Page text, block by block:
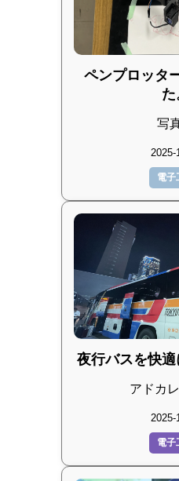
ペンプロッタ
た
写
2025-
電子
夜行バスを快
アドカ
2025-
電子